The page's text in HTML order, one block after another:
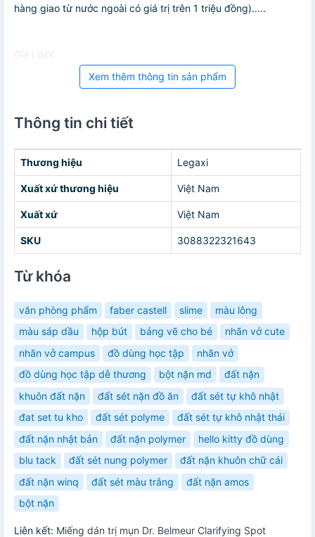
hàng giao từ nước ngoài có giá trị trên 1 triệu đồng).....
Giá LINX
Xem thêm thông tin sản phẩm
Thông tin chi tiết
Thương hiệu Legaxi
Xuất xứ thương hiệu Việt Nam
Xuất xứ Việt Nam
SKU 3088322321643
Từ khóa
văn phòng phẩm faber castell slime
màu lông
màu sáp dầu
hộp bút bảng vẽ cho bé
nhãn vở cute
nhãn vở campus
đồ dùng học tập
nhãn vở
đồ dùng học tập dễ thương
bột nặn md
đất nặn
khuôn đất nặn
đất sét nặn đồ ăn
đất sét tự khô nhật
đat set tu kho
đất sét polyme
đất sét tự khô nhật thái
đất nặn nhật bản
đất nặn polymer
hello kitty đồ dùng
blu tack
đất sét nung polymer
đất nặn khuôn chữ cái
đất nặn winq
đất sét màu trắng
đất nặn amos
bột nặn
Liên kết: Miếng dán trị mụn Dr. Belmeur Clarifying Spot